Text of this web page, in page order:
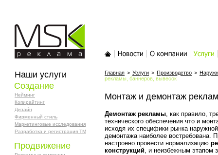
MSK-реклама
Главная > Услуги > Производство >
рекламы, баннеров, вывесок
Монтаж и демонтаж
Демонтаж рекламы, как правило,
технического обеспечения что и
исходя их специфики рынка
демонтажа наиболее востребована.
настроено провести нормализацию
конструкций, и неизбежным этапом
Наши услуги
Создание
Нейминг
Копирайтинг
Дизайн
Фирменный стиль
Маркетинговые исследования
Разработка и регистрация ТМ
Продвижение